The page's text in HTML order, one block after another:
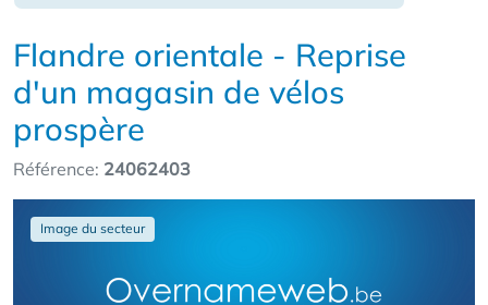
Flandre orientale - Reprise
d'un magasin de vélos
prospère
Référence: 24062403
Image du secteur